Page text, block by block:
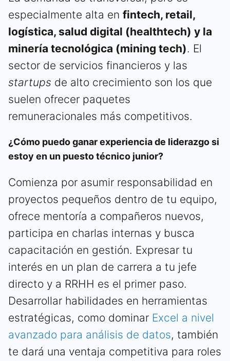
especialmente alta en fintech, retail,
logística, salud digital (healthtech) y la
minería tecnológica (mining tech). El
sector de servicios financieros y las
startups de alto crecimiento son los que
suelen ofrecer paquetes
remuneracionales más competitivos.
¿Cómo puedo ganar experiencia de liderazgo si
estoy en un puesto técnico junior?
Comienza por asumir responsabilidad en
proyectos pequeños dentro de tu equipo,
ofrece mentoría a compañeros nuevos,
participa en charlas internas y busca
capacitación en gestión. Expresar tu
interés en un plan de carrera a tu jefe
directo y a RRHH es el primer paso.
Desarrollar habilidades en herramientas
estratégicas, como dominar Excel a nivel
avanzado para análisis de datos, también
te dará una ventaja competitiva para roles